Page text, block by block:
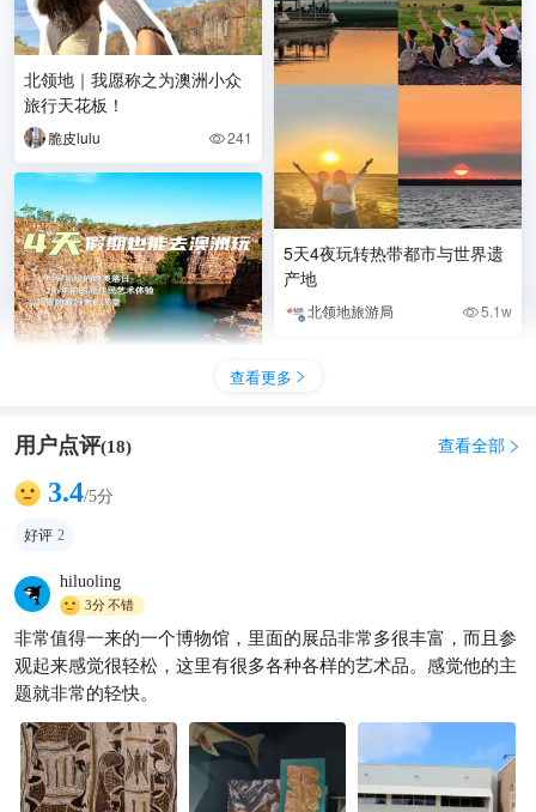
北领地｜我愿称之为澳洲小众
旅行天花板！
脆皮lulu 241
只有4天假期也能去澳洲玩‼这
条路线太宝藏
亲爱的梦梦～
5天4夜玩转热带都市与世界遗
产地
北领地旅游局 5.1w
查看更多 
用户点评(18) 查看全部 
3.4/5分
好评 2
hiluoling
3分不错
非常值得一来的一个博物馆，里面的展品非常多很丰富，而且参
观起来感觉很轻松，这里有很多各种各样的艺术品。感觉他的主
题就非常的轻快。